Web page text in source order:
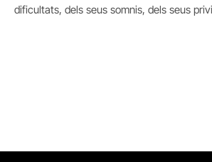
dificultats, dels seus somnis, dels seus